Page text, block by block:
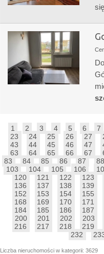
1 2 3 4 5 6
7
23
24 25 26 27
43
44 45 46 47
63
64 65 66 67
83
84 85 86 87
103
104 105 106
120
121 122
123
136
137 138
139
152
153 154
155
168
169 170
171
184
185 186
187
200
201 202
203
216
217 218
219
232
Liczba nieruchomości w kategorii: 3629